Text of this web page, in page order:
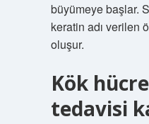
büyümeye başlar.
keratin adı verilen
oluşur.
Kök
tedavisi